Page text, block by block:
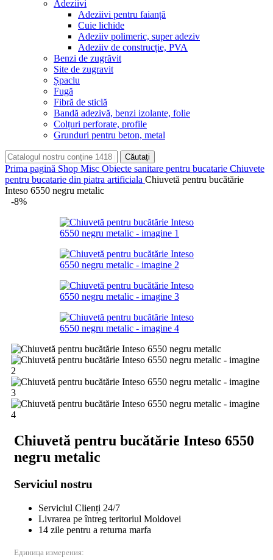
Adeziivi
Adeziivi pentru faianță
Cuie lichide
Adeziiv polimeric, super adeziv
Adeziiv de construcție, PVA
Benzi de zugrăvit
Site de zugravit
Șpaclu
Fugă
Fibră de sticlă
Bandă adezivă, benzi izolante, folie
Colțuri perforate, profile
Grunduri pentru beton, metal
Căutați
Prima pagină Shop Misc Obiecte sanitare pentru bucatarie Chiuvete
pentru bucatarie din piatra artificiala Chiuvetă pentru bucătărie
Inteso 6550 negru metalic
-8%
Chiuvetă pentru bucătărie Inteso 6550
negru metalic
Serviciul nostru
Serviciul Clienți 24/7
Livrarea pe întreg teritoriul Moldovei
14 zile pentru a returna marfa
Единица измерения: